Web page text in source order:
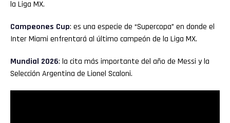
la Liga MX.
Campeones Cup: es una especie de “Supercopa” en donde el
Inter Miami enfrentará al último campeón de la Liga MX.
Mundial 2026: la cita más importante del año de Messi y la
Selección Argentina de Lionel Scaloni.